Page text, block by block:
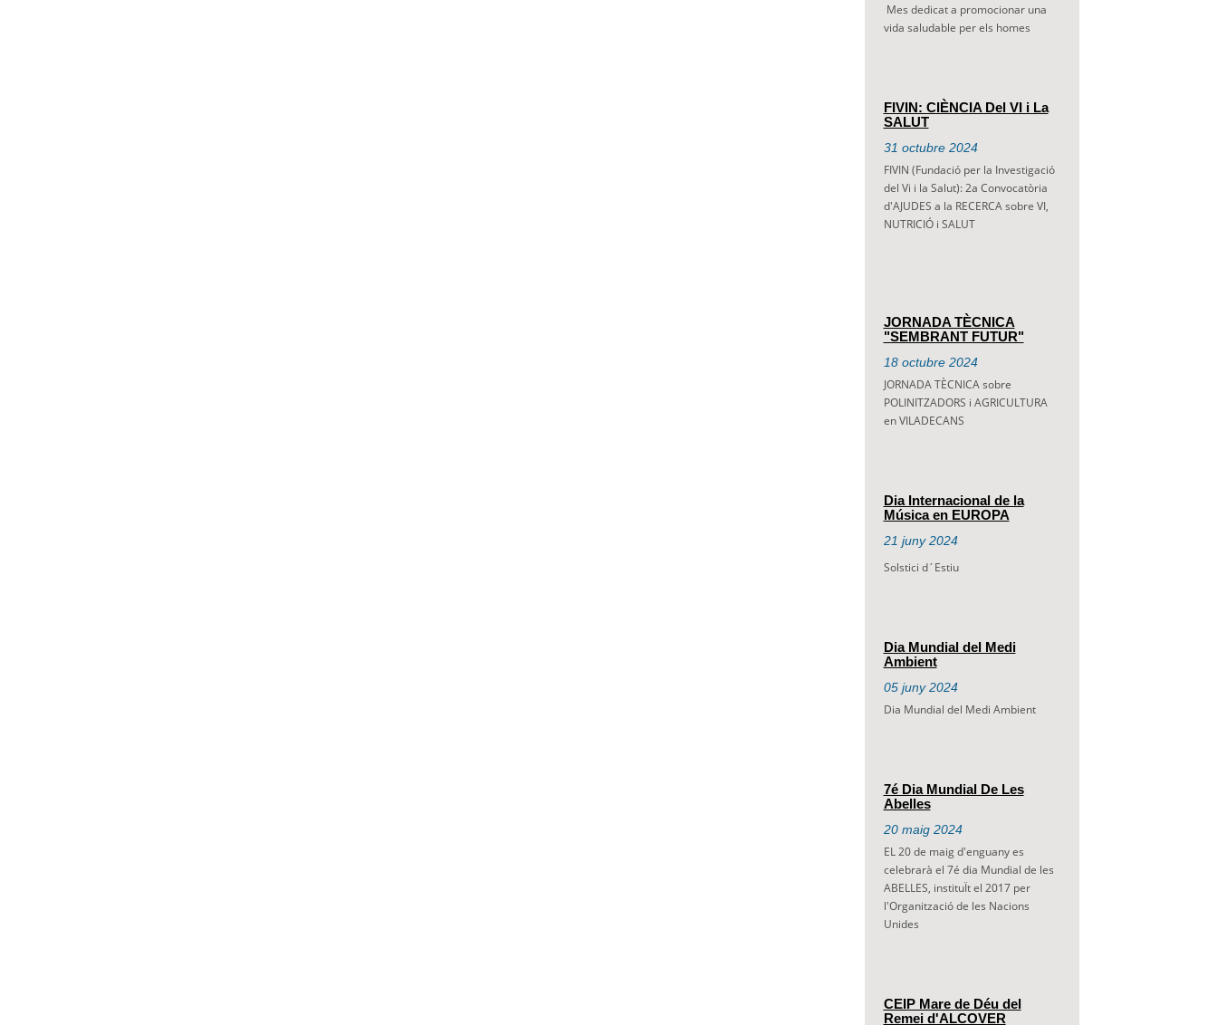
Mes dedicat a promocionar una
vida saludable per els homes
FIVIN: CIÈNCIA Del VI i La
SALUT
31 octubre 2024
FIVIN (Fundació per la Investigació
del Vi i la Salut): 2a Convocatòria
d'AJUDES a la RECERCA sobre VI,
NUTRICIÓ i SALUT
JORNADA TÈCNICA
"SEMBRANT FUTUR"
18 octubre 2024
JORNADA TÈCNICA sobre
POLINITZADORS i AGRICULTURA
en VILADECANS
Dia Internacional de la
Música en EUROPA
21 juny 2024
Solstici d´Estiu
Dia Mundial del Medi
Ambient
05 juny 2024
Dia Mundial del Medi Ambient
7é Dia Mundial De Les
Abelles
20 maig 2024
EL 20 de maig d'enguany es
celebrarà el 7é dia Mundial de les
ABELLES, instituÏt el 2017 per
l'Organització de les Nacions
Unides
CEIP Mare de Déu del
Remei d'ALCOVER